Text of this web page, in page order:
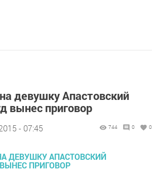
девушку Апастовский
вынес приговор
- 07:45 744 0 0